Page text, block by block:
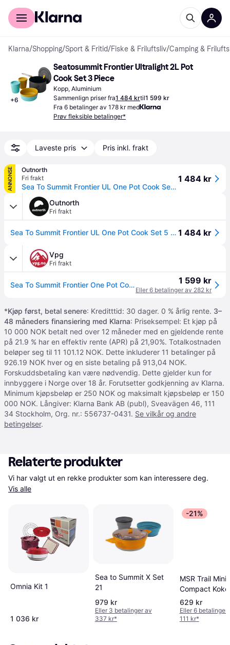
For kunder
Klarna/Shopping/Sport & Fritid/Fiske & Friluftsliv/Camping &
+6
Seatosummit Frontier Ultralight 2L Pot
Cook Set 3 Piece
Kopp, Aluminium
Sammenlign priser fra1 484 krtil1 599 kr
Fra 6 betalinger av 178 kr med
Prøv fleksible betalinger*
Laveste pris Pris inkl. frakt
ANNONSE
Outnorth
Fri frakt
Sea To Summit Frontier UL One Pot Cook Set 5 Pieces Multi OneSize
1 484 kr
Outnorth
Fri frakt
Sea To Summit Frontier UL One Pot Cook Set 5 Pieces Multi OneSize 1 484 kr
Vpg
Fri frakt
Sea To Summit Frontier One Pot Cooc Set 1 kjele + 2 boller + 2 kopper 1 599 kr
Eller 6 betalinger av 282 kr
*Kjøp først, betal senere: Kreditttid: 30 dager. 0 % årlig rente. 3–
48 måneders finansiering med Klarna: Priseksempel: Et kjøp på
10 000 NOK betalt ned over 12 måneder med en gjeldende rente
på 21.9 % har en effektiv rente (APR) på 21,90%. Totalkostnaden
beløper seg til 11 101.12 NOK. Dette inkluderer 11 betalinger på
926.19 NOK hver og en siste betaling på 913,04 NOK.
Forskuddsbetaling kan være nødvendig. Dette gjelder kun for
innbyggere i Norge over 18 år. Forutsetter godkjenning av Klarna.
Minimum kjøpsbeløp er 250 NOK og maksimalt kjøpsbeløp er 150
000 NOK. Långiver: Klarna Bank AB (publ), Sveavägen 46, 111
34 Stockholm, Org. nr.: 556737-0431. Se vilkår og andre
betingelser.
Relaterte produkter
Vis alle
Omnia Kit 1
1 036 kr
Sea to Summit X Set
21
979 kr
Eller 3 betalinger av
337 kr*
-21%
MSR Trail Mini
Compact
629 kr
Eller 6 betalinger
111 kr*